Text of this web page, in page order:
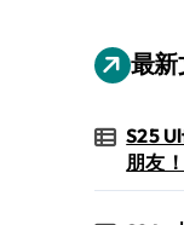
最新
S25
朋友！